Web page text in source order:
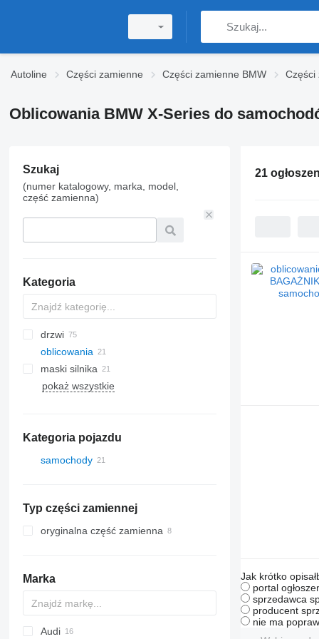
Autoline Części zamienne Części zamienne BMW Części
Oblicowania BMW X-Series do
Szukaj
(numer katalogowy, marka, model,
część zamienna)
Kategoria
drzwi
oblicowania
maski silnika
sprężarki klimatyzacji
przewody klimatyzacji
tylne szyby
pokaż wszystkie
Kategoria pojazdu
samochody
Typ części zamiennej
oryginalna część zamienna
Marka
Audi
21
Jak krótko
portal
sprzedawca
producent
nie ma